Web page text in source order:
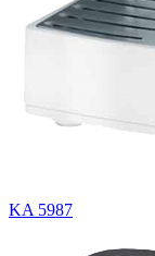
KA 5987